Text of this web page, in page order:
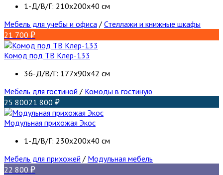
1-Д/В/Г: 210х200х40 см
Мебель для учебы и офиса / Стеллажи и книжные шкафы
21 700
Комод под ТВ Клер-133
36-Д/В/Г: 177х90х42 см
Мебель для гостиной / Комоды в гостиную
25 80021 800
Модульная прихожая Экос
1-Д/В/Г: 230х200х40 см
Мебель для прихожей / Модульная мебель
22 800